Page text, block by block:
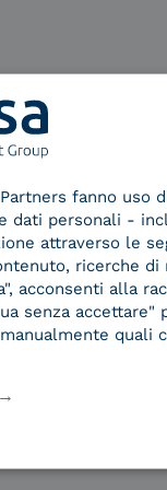
Le
Trust
for
/
e offerte di INTESA.
di INTESA.
inviando una e-
se non si desidera
facendo
e-mail.
nelle Norme di tutela
di aver letto e
fanno uso
dati personali -
attraverso le
ricerche
acconsenti alla
senza
quali